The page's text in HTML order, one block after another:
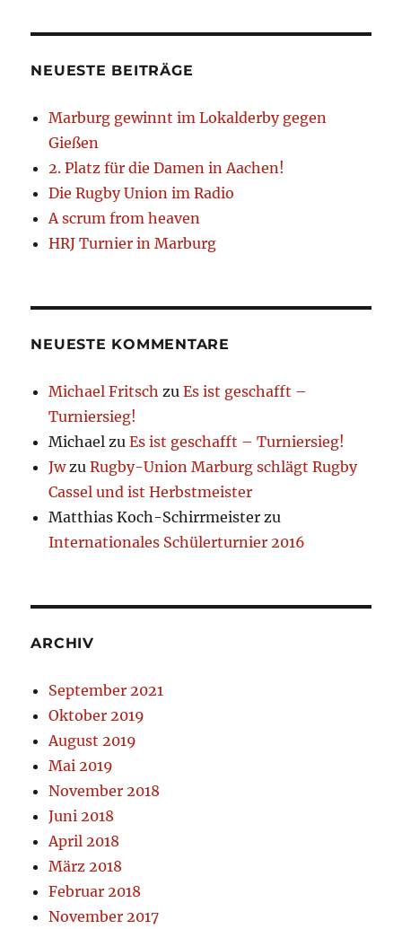
NEUESTE BEITRÄGE
Marburg gewinnt im Lokalderby gegen
Gießen
2. Platz für die Damen in Aachen!
Die Rugby Union im Radio
A scrum from heaven
HRJ Turnier in Marburg
NEUESTE KOMMENTARE
Michael Fritsch zuEs ist geschafft –
Turniersieg!
Michael zuEs ist geschafft – Turniersieg!
JwzuRugby-Union Marburg schlägt Rugby
Cassel und ist Herbstmeister
Matthias Koch-Schirrmeister zu
Internationales Schülerturnier 2016
ARCHIV
September 2021
Oktober 2019
August 2019
Mai 2019
November 2018
Juni 2018
April 2018
März 2018
Februar 2018
November 2017